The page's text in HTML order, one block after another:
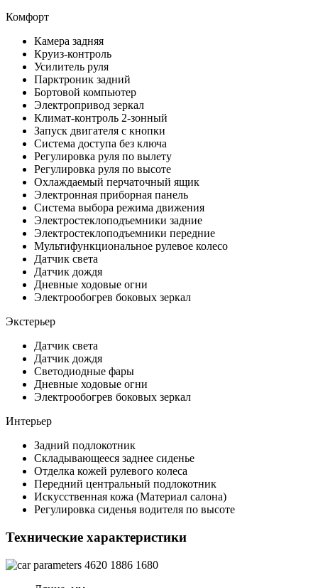
Комфорт
Камера задняя
Круиз-контроль
Усилитель руля
Парктроник задний
Бортовой компьютер
Электропривод зеркал
Климат-контроль 2-зонный
Запуск двигателя с кнопки
Система доступа без ключа
Регулировка руля по вылету
Регулировка руля по высоте
Охлаждаемый перчаточный ящик
Электронная приборная панель
Система выбора режима движения
Электростеклоподъемники задние
Электростеклоподъемники передние
Мультифункциональное рулевое колесо
Датчик света
Датчик дождя
Дневные ходовые огни
Электрообогрев боковых зеркал
Экстерьер
Датчик света
Датчик дождя
Светодиодные фары
Дневные ходовые огни
Электрообогрев боковых зеркал
Интерьер
Задний подлокотник
Складывающееся заднее сиденье
Отделка кожей рулевого колеса
Передний центральный подлокотник
Искусственная кожа (Материал салона)
Регулировка сиденья водителя по высоте
Технические характеристики
4620 1886 1680